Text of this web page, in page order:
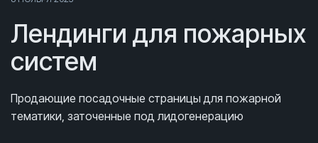
Лендинги для пожарных
систем
Продающие посадочные страницыдля пожарной
тематики, заточенные под лидогенерацию